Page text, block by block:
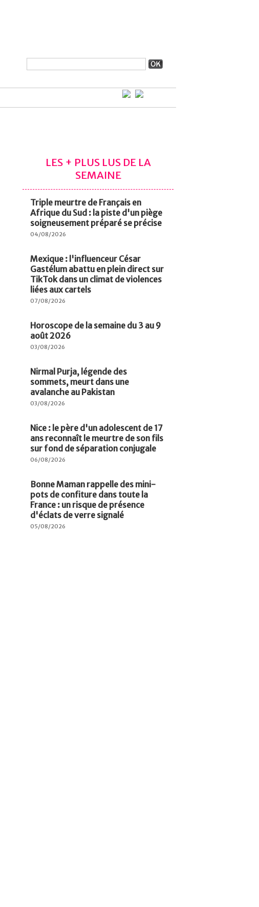
LES + PLUS LUS DE LA
SEMAINE
Triple meurtre de Français en
Afrique du Sud : la piste d'un piège
soigneusement préparé se précise
04/08/2026
Mexique : l'influenceur César
Gastélum abattu en plein direct sur
TikTok dans un climat de violences
liées aux cartels
07/08/2026
Horoscope de la semaine du 3 au 9
août 2026
03/08/2026
Nirmal Purja, légende des
sommets, meurt dans une
avalanche au Pakistan
03/08/2026
Nice : le père d'un adolescent de 17
ans reconnaît le meurtre de son fils
sur fond de séparation conjugale
06/08/2026
Bonne Maman rappelle des mini-
pots de confiture dans toute la
France : un risque de présence
d'éclats de verre signalé
05/08/2026